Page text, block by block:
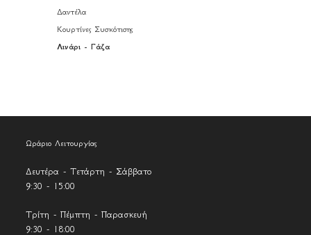
Δαντέλα
Κουρτίνες Συσκότισης
Λινάρι - Γάζα
Ωράριο Λειτουργίας
Δευτέρα - Τετάρτη - Σάββατο
9:30 - 15:00
Τρίτη - Πέμπτη - Παρασκευή
9:30 - 18:00